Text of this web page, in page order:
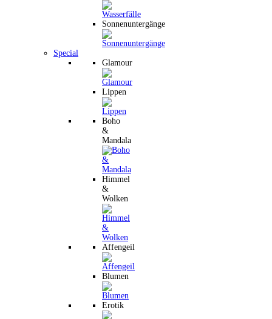
Sonnenuntergänge
Special
Glamour
Lippen
Boho
&
Mandala
Himmel
&
Wolken
Affengeil
Blumen
Erotik